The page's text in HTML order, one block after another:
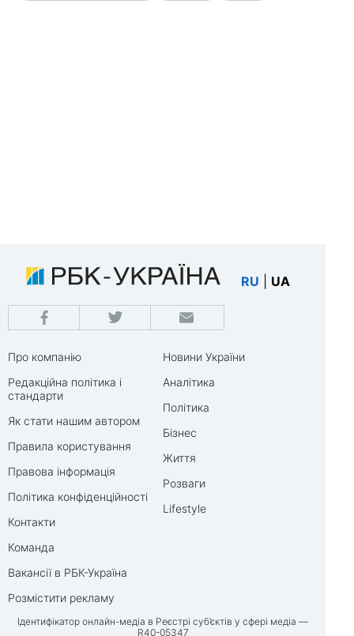
RU UA
Про компанію
Редакційна політика і
стандарти
Як стати нашим автором
Правила користування
Правова інформація
Політика конфіденційності
Контакти
Команда
Вакансії в РБК-Україна
Розмістити рекламу
Новини України
Аналітика
Політика
Бізнес
Життя
Розваги
Lifestyle
Ідентифікатор онлайн-медіа в Реєстрі суб’єктів у сфері медіа —
R40-05347